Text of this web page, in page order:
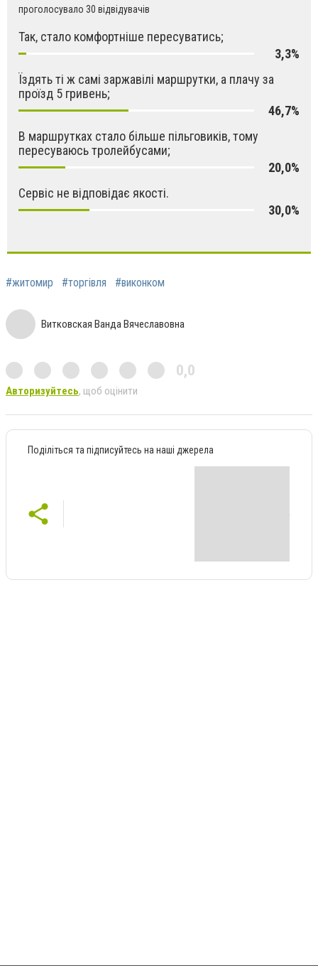
проголосувало 30 відвідувачів
Так, стало комфортніше пересуватись;
3,3%
Їздять ті ж самі заржавілі маршрутки, а плачу за
проїзд 5 гривень;
46,7%
В маршрутках стало більше пільговиків, тому
пересуваюсь тролейбусами;
20,0%
Сервіс не відповідає якості.
30,0%
#житомир #торгівля #виконком
Витковская Ванда Вячеславовна
0,0
Авторизуйтесь, щоб оцінити
Поділіться та підписуйтесь на наші джерела